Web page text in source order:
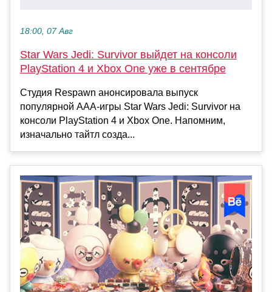
18:00, 07 Авг
Star Wars Jedi: Survivor выйдет на консоли
PlayStation 4 и Xbox One уже в сентябре
Студия Respawn анонсировала выпуск
популярной ААА-игры Star Wars Jedi: Survivor на
консоли PlayStation 4 и Xbox One. Напомним,
изначально тайтл созда...